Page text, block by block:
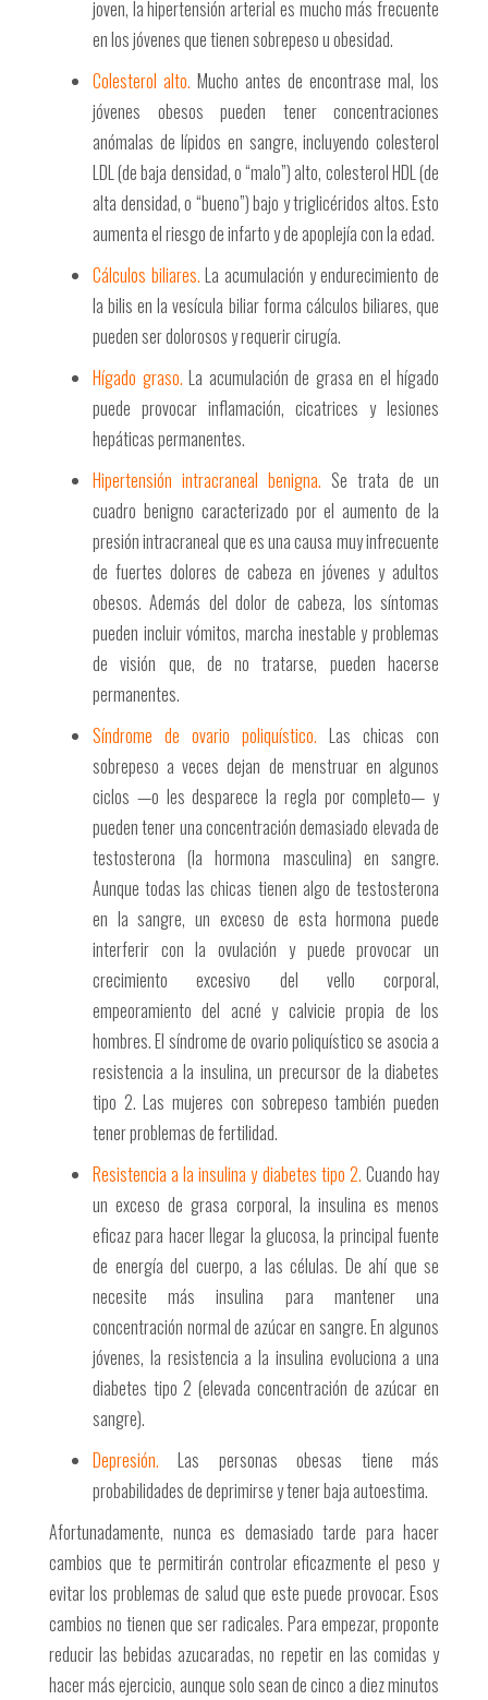
joven, la hipertensión arterial es mucho más frecuente
en los jóvenes que tienen sobrepeso u obesidad.
Colesterol alto. Mucho antes de encontrase mal, los
jóvenes obesos pueden tener concentraciones
anómalas de lípidos en sangre, incluyendo colesterol
LDL (de baja densidad, o “malo”) alto, colesterol HDL (de
alta densidad, o “bueno”) bajo y triglicéridos altos. Esto
aumenta el riesgo de infarto y de apoplejía con la edad.
Cálculos biliares. La acumulación y endurecimiento de
la bilis en la vesícula biliar forma cálculos biliares, que
pueden ser dolorosos y requerir cirugía.
Hígado graso. La acumulación de grasa en el hígado
puede provocar inflamación, cicatrices y lesiones
hepáticas permanentes.
Hipertensión intracraneal benigna. Se trata de un
cuadro benigno caracterizado por el aumento de la
presión intracraneal que es una causa muy infrecuente
de fuertes dolores de cabeza en jóvenes y adultos
obesos. Además del dolor de cabeza, los síntomas
pueden incluir vómitos, marcha inestable y problemas
de visión que, de no tratarse, pueden hacerse
permanentes.
Síndrome de ovario poliquístico. Las chicas con
sobrepeso a veces dejan de menstruar en algunos
ciclos —o les desparece la regla por completo— y
pueden tener una concentración demasiado elevada de
testosterona (la hormona masculina) en sangre.
Aunque todas las chicas tienen algo de testosterona
en la sangre, un exceso de esta hormona puede
interferir con la ovulación y puede provocar un
crecimiento excesivo del vello corporal,
empeoramiento del acné y calvicie propia de los
hombres. El síndrome de ovario poliquístico se asocia a
resistencia a la insulina, un precursor de la diabetes
tipo 2. Las mujeres con sobrepeso también pueden
tener problemas de fertilidad.
Resistencia a la insulina y diabetes tipo 2. Cuando hay
un exceso de grasa corporal, la insulina es menos
eficaz para hacer llegar la glucosa, la principal fuente
de energía del cuerpo, a las células. De ahí que se
necesite más insulina para mantener una
concentración normal de azúcar en sangre. En algunos
jóvenes, la resistencia a la insulina evoluciona a una
diabetes tipo 2 (elevada concentración de azúcar en
sangre).
Depresión. Las personas obesas tiene más
probabilidades de deprimirse y tener baja autoestima.
Afortunadamente, nunca es demasiado tarde para hacer
cambios que te permitirán controlar eficazmente el peso y
evitar los problemas de salud que este puede provocar. Esos
cambios no tienen que ser radicales. Para empezar, proponte
reducir las bebidas azucaradas, no repetir en las comidas y
hacer más ejercicio, aunque solo sean de cinco a diez minutos